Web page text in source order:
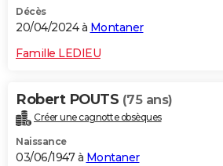
S'inscrire
Se connecter
Lycées
Collèges
Primaires
Universités
Entreprises
Service militaire
Avis de recherche
AVIS DE DÉCÈS
FORUM
Bricolage
Lifestyle
Culture
Television
Voyage
Cinema
Décès
20/04/2024 à Montaner
Famille LEDIEU
Robert POUTS (75 ans)
Créer une cagnotte obsèques
Naissance
03/06/1947 à Montaner